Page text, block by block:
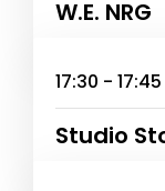
W.E. NRG
17:30 - 17:45
Studio